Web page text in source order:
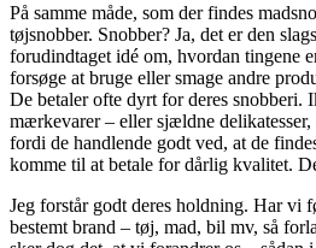
På samme måde, som der findes
tøjsnobber. Snobber? Ja, det er den
forudindtaget idé om, hvordan tingene
forsøge at bruge eller smage andre
De betaler ofte dyrt for deres snobberi.
mærkevarer – eller sjældne delikatesser,
fordi de handlende godt ved, at de
komme til at betale for dårlig kvalitet.
Jeg forstår godt deres holdning. Har vi
bestemt brand – tøj, mad, bil mv, så